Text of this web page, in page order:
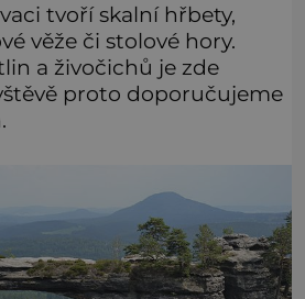
tvoří skalní hřbety,
věže či stolové hory.
a živočichů je zde
proto doporučujeme